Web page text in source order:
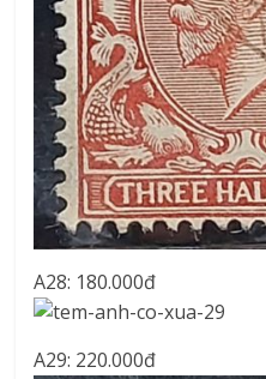
A28: 180.000đ
A29: 220.000đ